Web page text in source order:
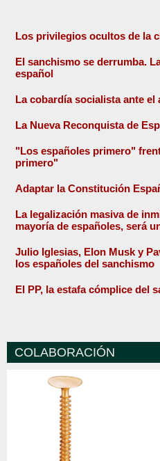
Los privilegios ocultos de la
El sanchismo se derrumba.
español
La cobardía socialista ante el
La Nueva Reconquista de
"Los españoles primero"
primero"
Adaptar la Constitución
La legalización masiva de
mayoría de españoles, será
Julio Iglesias, Elon Musk y
los españoles del sanchismo
El PP, la estafa cómplice del
COLABORACIÓN